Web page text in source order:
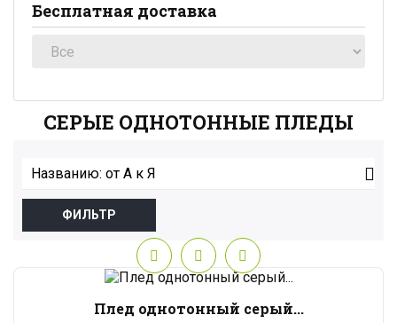
Бесплатная доставка
СЕРЫЕ ОДНОТОННЫЕ ПЛЕДЫ
Названию: от А к Я 
ФИЛЬТР
Плед однотонный серый...